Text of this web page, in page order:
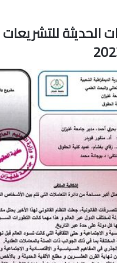
الحديثة